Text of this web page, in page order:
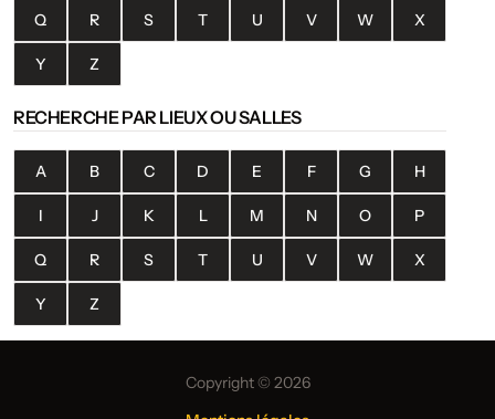
Q R S T U V W X
Y Z
RECHERCHE PAR LIEUX OU SALLES
A B C D E F G H
I J K L M N O P
Q R S T U V W X
Y Z
Copyright © 2026